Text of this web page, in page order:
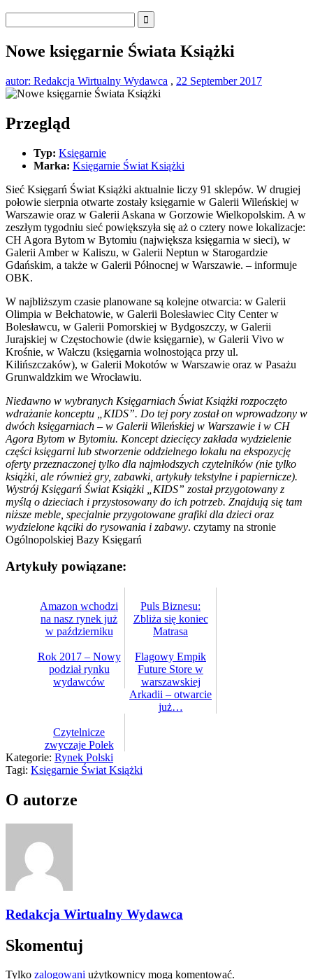
Nowe księgarnie Świata Książki
autor: Redakcja Wirtualny Wydawca , 22 September 2017
Przegląd
Typ: Księgarnie
Marka: Księgarnie Świat Książki
Sieć Księgarń Świat Książki aktualnie liczy 91 sklepów. W drugiej
połowie sierpnia otwarte zostały księgarnie w Galerii Wileńskiej w
Warszawie oraz w Galerii Askana w Gorzowie Wielkopolskim. A w
zeszłym tygodniu sieć powiększyła się aż o cztery nowe lokalizacje:
CH Agora Bytom w Bytomiu (największa księgarnia w sieci), w
Galerii Amber w Kaliszu, w Galerii Neptun w Starogardzie
Gdańskim, a także w Galerii Północnej w Warszawie. – informuje
OBK.
W najbliższym czasie planowane są kolejne otwarcia: w Galerii
Olimpia w Bełchatowie, w Galerii Bolesławiec City Center w
Bolesławcu, w Galerii Pomorskiej w Bydgoszczy, w Galerii
Jurajskiej w Częstochowie (dwie księgarnie), w Galerii Vivo w
Krośnie, w Wałczu (księgarnia wolnostojąca przy ul.
Kilińszczaków), w Galerii Mokotów w Warszawie oraz w Pasażu
Grunwaldzkim we Wrocławiu.
Niedawno w wybranych Księgarniach Świat Książki rozpoczęto
wdrażanie konceptu „KIDS”. Do tej pory został on wprowadzony w
dwóch księgarniach – w Galerii Wileńskiej w Warszawie i w CH
Agora Bytom w Bytomiu. Koncept dziecięcy zakłada wydzielenie
części księgarni lub stworzenie oddzielnego lokalu na ekspozycję
oferty przeznaczonej tylko dla najmłodszych czytelników (nie tylko
książki, ale również gry, zabawki, artykuły tekstylne i papiernicze).
Wystrój Księgarń Świat Książki „KIDS” został przygotowany z
myślą o dzieciach i przystosowany do ich potrzeb. Znajdują się tam
niższe meble, specjalnie przygotowane grafiki dla dzieci oraz
wydzielone kąciki do rysowania i zabawy. czytamy na stronie
Ogólnopolskiej Bazy Księgarń
Artykuły powiązane:
Amazon wchodzi
na nasz rynek już
w październiku
Puls Biznesu:
Zbliża się koniec
Matrasa
Rok 2017 – Nowy
podział rynku
wydawców
Flagowy Empik
Future Store w
warszawskiej
Arkadii – otwarcie
już…
Czytelnicze
zwyczaje Polek
Kategorie: Rynek Polski
Tagi: Księgarnie Świat Książki
O autorze
Redakcja Wirtualny Wydawca
Skomentuj
Tylko zalogowani użytkownicy mogą komentować.